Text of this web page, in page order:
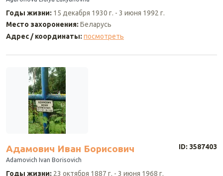
Годы жизни: 15 декабря 1930 г. - 3 июня 1992 г.
Место захоронения: Беларусь
Адрес / координаты: посмотреть
Адамович Иван Борисович ID: 3587403
Adamovich Ivan Borisovich
Годы жизни: 23 октября 1887 г. - 3 июня 1968 г.